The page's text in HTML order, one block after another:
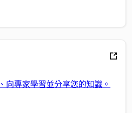
向專家學習並分享您的知識。